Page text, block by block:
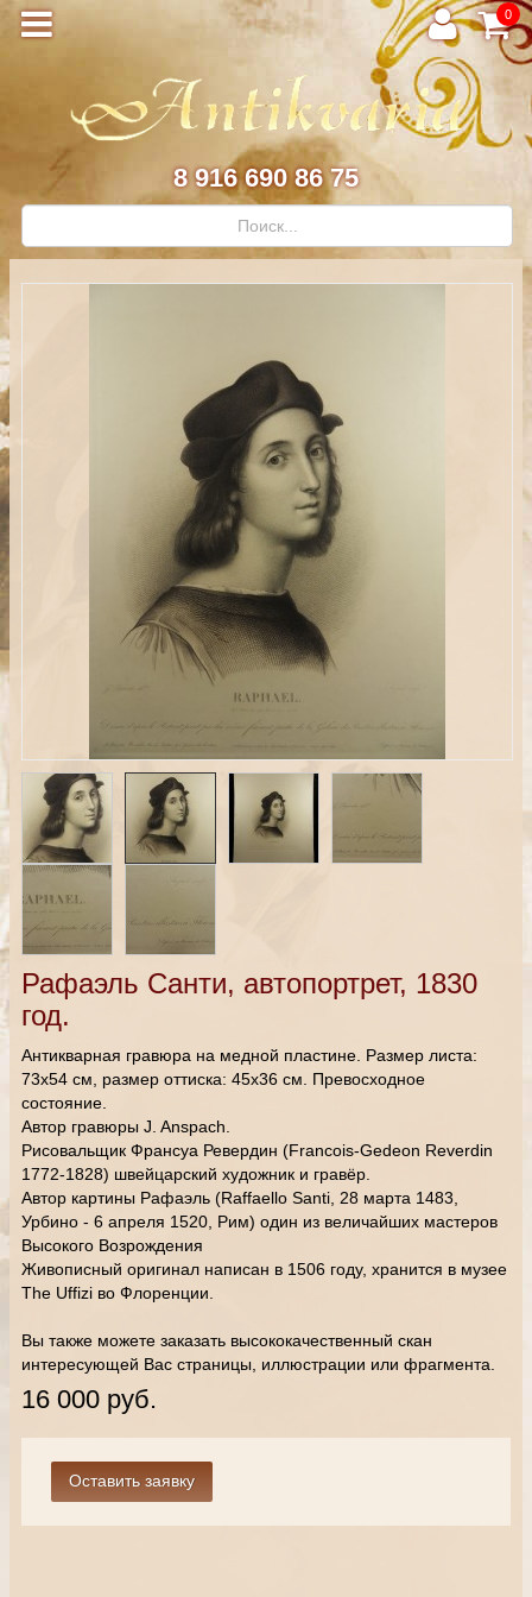
0
8 916 690 86 75
Рафаэль Санти, автопортрет, 1830
год.
Антикварная гравюра на медной пластине. Размер листа:
73х54 см, размер оттиска: 45х36 см. Превосходное
состояние.
Автор гравюры J. Anspach.
Рисовальщик Франсуа Ревердин (Francois-Gedeon Reverdin
1772-1828) швейцарский художник и гравёр.
Автор картины Рафаэль (Raffaello Santi, 28 марта 1483,
Урбино - 6 апреля 1520, Рим) один из величайших мастеров
Высокого Возрождения
Живописный оригинал написан в 1506 году, хранится в музее
The Uffizi во Флоренции.
Вы также можете заказать высококачественный скан
интересующей Вас страницы, иллюстрации или фрагмента.
16 000 руб.